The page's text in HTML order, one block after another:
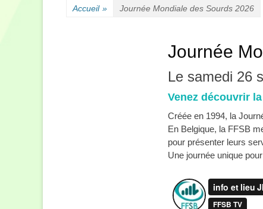
Accueil » Journée Mondiale des Sourds 2026
Journée
Le samedi 26
Venez découvrir
Créée en 1994, la
En Belgique, la FFSB
pour présenter leurs
Une journée unique